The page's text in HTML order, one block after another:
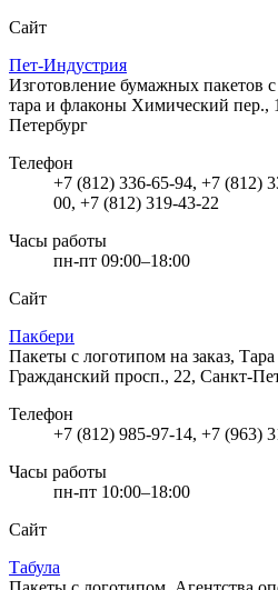
Сайт
Пет-Индустрия
Изготовление бумажных пакетов
тара и флаконы Химический пер.,
Петербург
Телефон
+7 (812) 336-65-94, +7 (812)
00, +7 (812) 319-43-22
Часы работы
пн-пт 09:00–18:00
Сайт
Пакбери
Пакеты с логотипом на заказ,
Гражданский просп., 22, Санкт-
Телефон
+7 (812) 985-97-14, +7 (963)
Часы работы
пн-пт 10:00–18:00
Сайт
Табула